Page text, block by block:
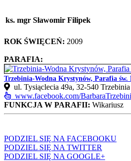
ks. mgr Sławomir Filipek
ROK ŚWIĘCEŃ: 2009
PARAFIA:
Trzebinia-Wodna Krystynów, Parafia św.
ul. Tysiąclecia 49a, 32-540 Trzebinia
www.facebook.com/
FUNKCJA W PARAFII: Wikariusz
PODZIEL SIĘ NA FACEBOOKU
PODZIEL SIĘ NA TWITTER
PODZIEL SIĘ NA GOOGLE+